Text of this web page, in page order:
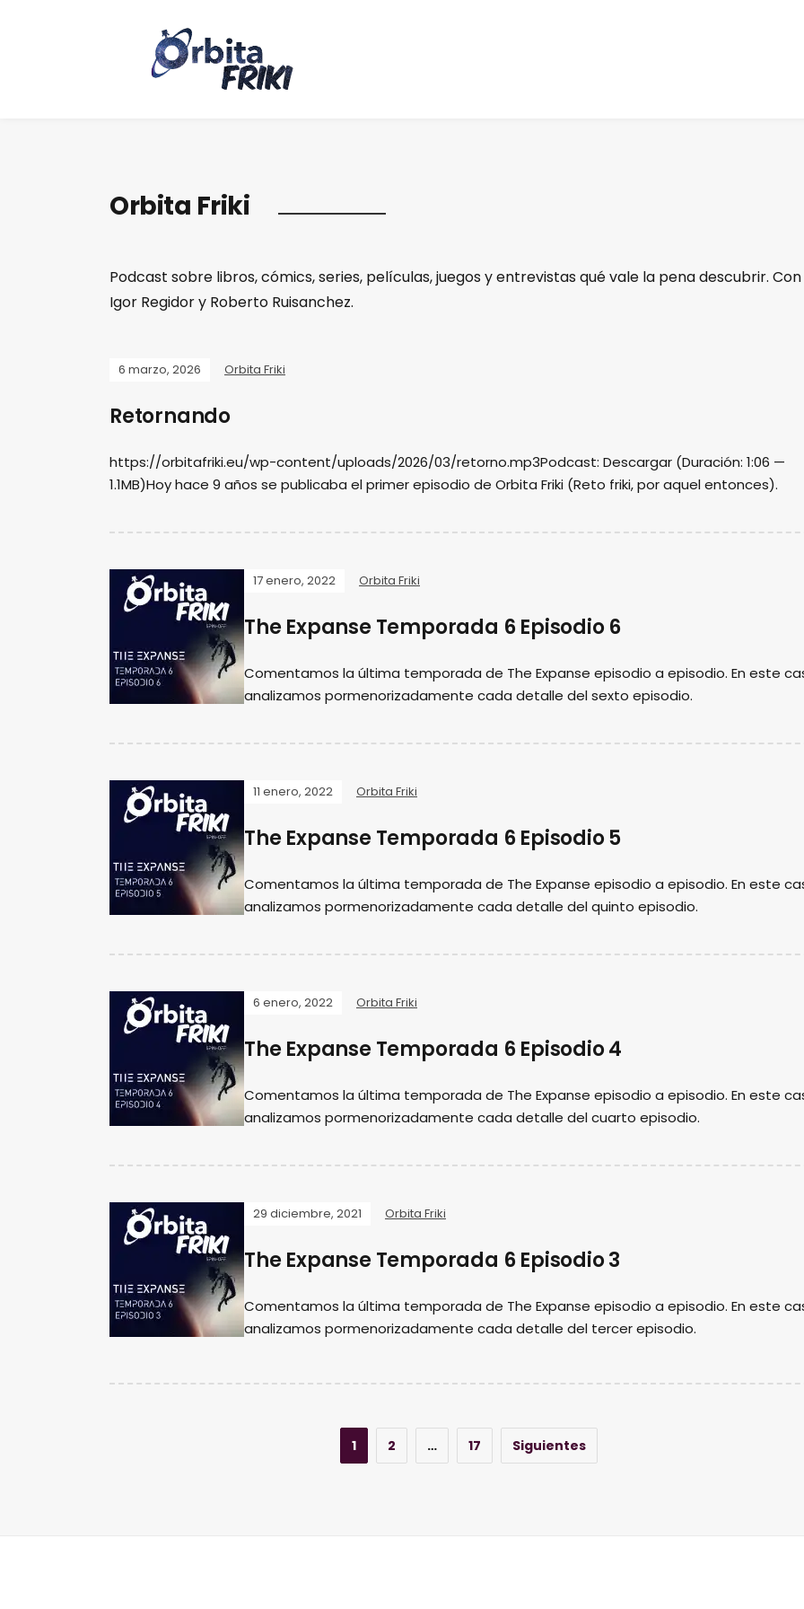
Orbita Friki
Podcast sobre libros, cómics, series, películas, juegos y entrevistas qué vale la pena descubrir. Con
Igor Regidor y Roberto Ruisanchez.
6 marzo, 2026 Orbita Friki
Retornando
https://orbitafriki.eu/wp-content/uploads/2026/03/retorno.mp3Podcast: Descargar (Duración: 1:06 —
1.1MB)Hoy hace 9 años se publicaba el primer episodio de Orbita Friki (Reto friki, por aquel entonces).
17 enero, 2022 Orbita Friki
The Expanse Temporada 6 Episodio 6
Comentamos la última temporada de The Expanse episodio a episodio. En este
analizamos pormenorizadamente cada detalle del sexto episodio.
11 enero, 2022 Orbita Friki
The Expanse Temporada 6 Episodio 5
Comentamos la última temporada de The Expanse episodio a episodio. En este
analizamos pormenorizadamente cada detalle del quinto episodio.
6 enero, 2022 Orbita Friki
The Expanse Temporada 6 Episodio 4
Comentamos la última temporada de The Expanse episodio a episodio. En este
analizamos pormenorizadamente cada detalle del cuarto episodio.
29 diciembre, 2021 Orbita Friki
The Expanse Temporada 6 Episodio 3
Comentamos la última temporada de The Expanse episodio a episodio. En este
analizamos pormenorizadamente cada detalle del tercer episodio.
1 2 … 17 Siguientes